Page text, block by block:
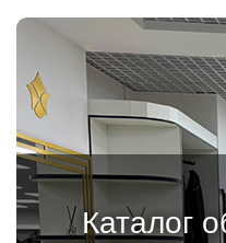
Каталог